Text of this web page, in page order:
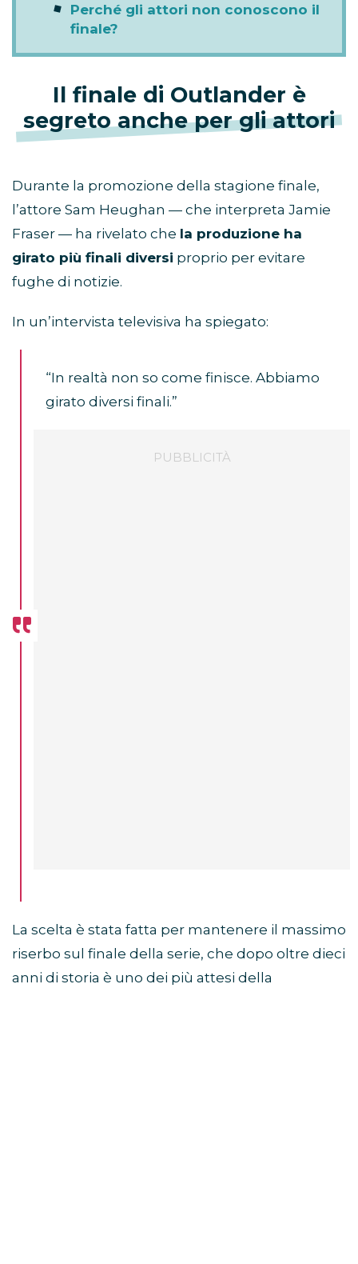
Perché gli attori non conoscono il
finale?
Il finale di Outlander è
segreto anche per gli attori
Durante la promozione della stagione finale,
l’attore Sam Heughan — che interpreta Jamie
Fraser — ha rivelato che la produzione ha
girato più finali diversi proprio per evitare
fughe di notizie.
In un’intervista televisiva ha spiegato:
“In realtà non so come finisce. Abbiamo
girato diversi finali.”
La scelta è stata fatta per mantenere il massimo
riserbo sul finale della serie, che dopo oltre dieci
anni di storia è uno dei più attesi della